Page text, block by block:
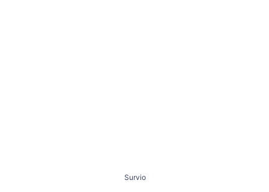
Survio